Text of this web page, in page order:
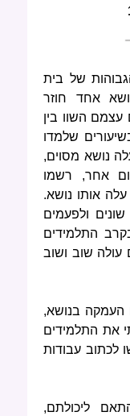
של בית
אחד חוזר
עצמם השוו בין
שלמדו
נושא מסוים,
אחר, רשמו
אותו נושא.
ולפעמים
התלמידים
עולה שוב ושוב
העמקה בנושא,
את התלמידים
לכתוב עבודות
ליכולתם,